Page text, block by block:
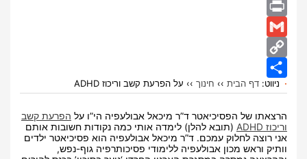
WhatsApp
Print
Gmail
Copy
Link
Share
ניווט:דף הבית ›› חינוך ›› על הפרעת קשב וריכוז ADHD
הרצאתו של הפסיכיאטר ד”ר מיכאל אבולעפיה הי”ו על הפרעת קשב
וריכוז ADHD
(תובא להלן) לימדה אותי כמה נקודות חשובות אותם
אני רוצה לחלוק עמכם. ד”ר מיכאל אבולעפיה הוא פסיכיאטר ילדים
וותיק וראש מכון אבולעפיה ללימודי פסיכותרפיה גוף-נפש,